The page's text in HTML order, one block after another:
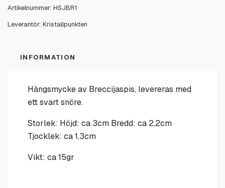
Artikelnummer: HSJBR1
Leverantör: Kristallpunkten
INFORMATION
Hängsmycke av Breccijaspis, levereras med
ett svart snöre.
Storlek: Höjd: ca 3cm Bredd: ca 2,2cm
Tjocklek: ca 1,3cm
Vikt: ca 15gr